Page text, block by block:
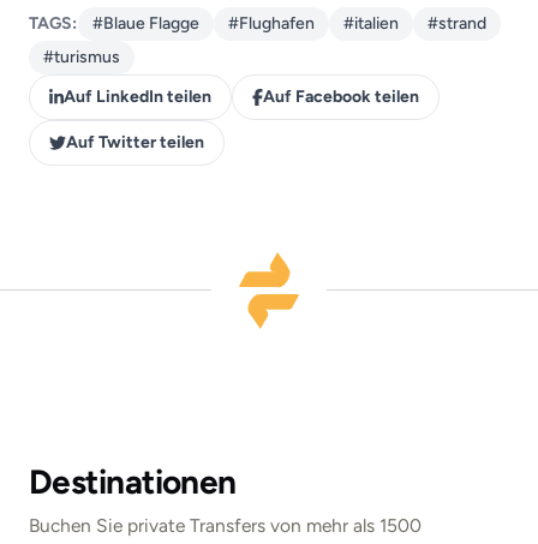
TAGS: #Blaue Flagge #Flughafen #italien
#strand
#turismus
Auf LinkedIn teilen
Auf Facebook teilen
Auf Twitter teilen
Destinationen
Buchen Sie private Transfers von mehr als 1500